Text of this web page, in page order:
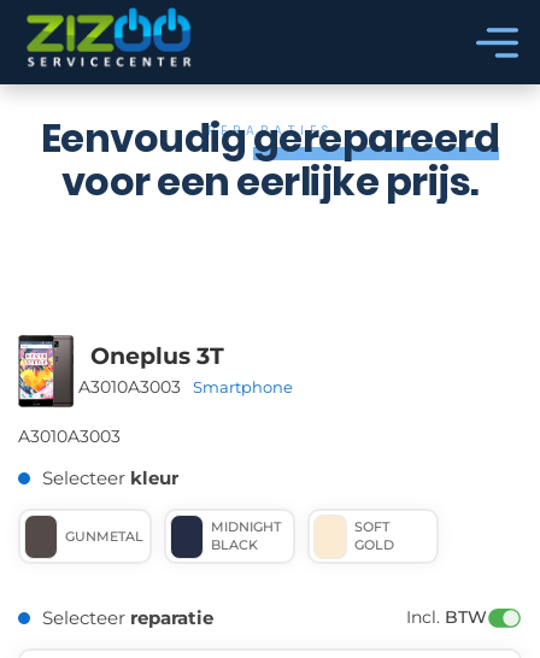
Ga naar hoofdinhoud
Ga naar voettekst
REPARATIES
Eenvoudiggerepareerd
voor een eerlijke prijs.
Oneplus 3T
A3010A3003 Smartphone
A3010A3003
Selecteer kleur
GUNMETAL
MIDNIGHT
BLACK
SOFT
GOLD
Selecteer reparatie Incl. BTW